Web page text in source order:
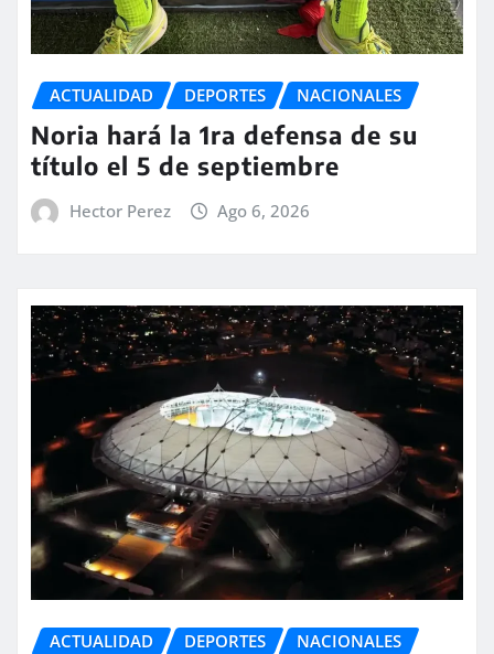
ACTUALIDAD DEPORTES NACIONALES
Noria hará la 1ra defensa de su
título el 5 de septiembre
Hector Perez Ago 6, 2026
ACTUALIDAD DEPORTES NACIONALES